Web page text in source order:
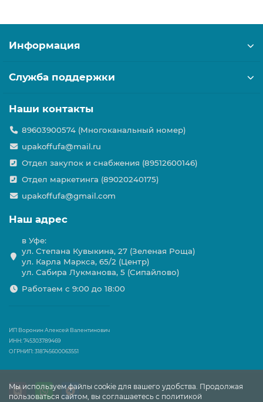
Мы используем файлы cookie для вашего удобства. Продолжая
пользоваться сайтом, вы соглашаетесь с политикой
Информация
Служба поддержки
Наши контакты
89603900574 (Многоканальный номер)
upakoffufa@mail.ru
Отдел закупок и снабжения (89512600146)
Отдел маркетинга (89020240175)
upakoffufa@gmail.com
Наш адрес
в Уфе:
ул. Степана Кувыкина, 27 (Зеленая Роща)
ул. Карла Маркса, 65/2 (Центр)
ул. Сабира Лукманова, 5 (Сипайлово)
Работаем с 9:00 до 18:00
ИП Воронин Алексей Валентинович
ИНН: 745303789469
ОГРНИП: 318745600063551